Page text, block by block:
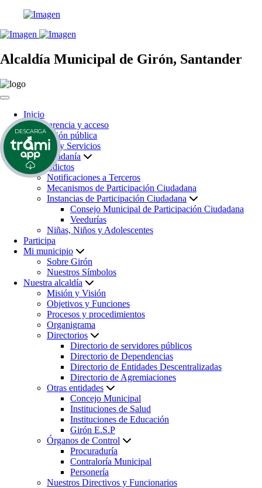
Alcaldía Municipal de Girón, Santander
Inicio
Transparencia y acceso
información pública
Atención y Servicios
a la Ciudadanía
Edictos
Notificaciones a Terceros
Mecanismos de Participación Ciudadana
Instancias de Participación Ciudadana
Consejo Municipal de Participación Ciudadana
Veedurías
Niñas, Niños y Adolescentes
Participa
Mi municipio
Sobre Girón
Nuestros Símbolos
Nuestra alcaldía
Misión y Visión
Objetivos y Funciones
Procesos y procedimientos
Organigrama
Directorios
Directorio de servidores públicos
Directorio de Dependencias
Directorio de Entidades Descentralizadas
Directorio de Agremiaciones
Otras entidades
Concejo Municipal
Instituciones de Salud
Instituciones de Educación
Girón E.S.P
Órganos de Control
Procuraduría
Contraloría Municipal
Personería
Nuestros Directivos y Funcionarios
DESCARGA